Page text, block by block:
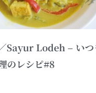
Sayur Lodeh – いつ
のレシピ#8